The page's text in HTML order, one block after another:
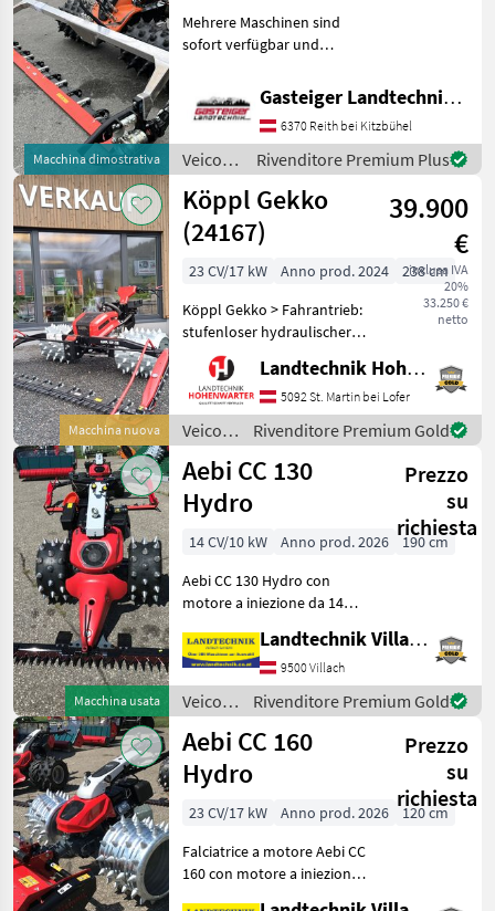
Macchina dimostrativa
Mehrere Maschinen sind
sofort verfügbar und
werden. Knickholm
Beleuchtung für Fußraum
und nach vorne LS-Grip 4er
Satz 3 Meter Terratec Bi
Gasteiger Landtechnik GmbH
6370 Reith bei Kitzbühel
Veicoli
agricoli
a
motore
/ Ibex
Rivenditore Premium Plus
Macchina nuova
Köppl Gekko
(24167)
39.900
€
inclusa IVA
20%
33.250 €
netto
23 CV/17 kW Anno prod. 2024
238 cm
Köppl Gekko > Fahrantrieb:
stufenloser hydraulischer
Fahrantrieb mittels zwei
proportional gesteuerten
Hydraulikpumpen > Easy-
Drive: elektrische
Geschwindigkeitsver
Landtechnik Hohenwarter GmbH
5092 St. Martin bei Lofer
Veicoli
agricoli
a
motore
/ Köppl
Rivenditore Premium Gold
Macchina usata
Aebi CC 130
Hydro
Prezzo
su
richiesta
14 CV/10 kW Anno prod. 2026
190 cm
Aebi CC 130 Hydro con
motore a iniezione da 14
20% rispetto al modello
precedente, cambio
elettrico per il comfort di
grandi e piccini, 2 fa
Landtechnik Villach GmbH
9500 Villach
Veicoli
agricoli
a
motore
/ Aebi
Rivenditore Premium Gold
Aebi CC 160
Hydro
Prezzo
su
richiesta
23 CV/17 kW Anno prod. 2026
120 cm
Falciatrice a motore Aebi CC
160 con motore a iniezione